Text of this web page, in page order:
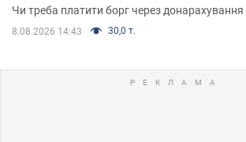
Чи треба платити борг через донарахування
8.08.2026 14:43 30,0 т.